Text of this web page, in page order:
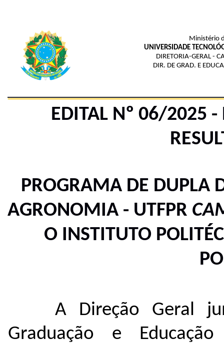
Ministério
UNIVERSIDADE
DIRETORIA-GERAL -
DIR. DE GRAD. E
EDITAL Nº 06/2025
PROGRAMA DE DUPLA
AGRONOMIA - UTFPR
O INSTITUTO
A Direção Geral
Graduação e